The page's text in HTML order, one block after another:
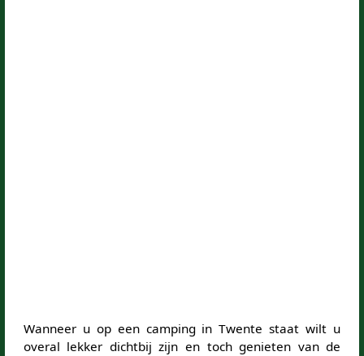
Wanneer u op een camping in Twente staat wilt u
overal lekker dichtbij zijn en toch genieten van de